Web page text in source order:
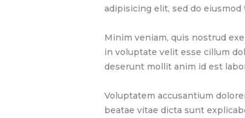
adipisicing elit, sed do
Minim veniam, quis nostrud
in voluptate velit esse cillum
deserunt mollit anim id est
Voluptatem accusantium
beatae vitae dicta sunt